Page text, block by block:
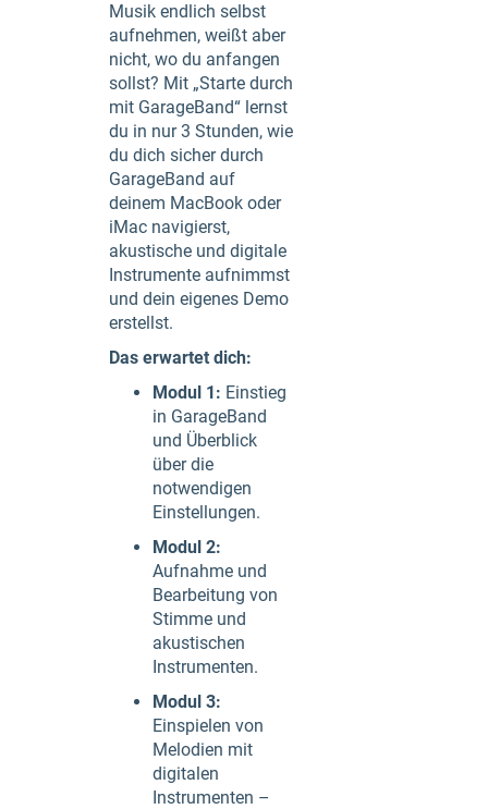
Musik endlich selbst
aufnehmen, weißt aber
nicht, wo du anfangen
sollst? Mit „Starte durch
mit GarageBand“ lernst
du in nur 3 Stunden, wie
du dich sicher durch
GarageBand auf
deinem MacBook oder
iMac navigierst,
akustische und digitale
Instrumente aufnimmst
und dein eigenes Demo
erstellst.
Das erwartet dich:
Modul 1: Einstieg
in GarageBand
und Überblick
über die
notwendigen
Einstellungen.
Modul 2:
Aufnahme und
Bearbeitung von
Stimme und
akustischen
Instrumenten.
Modul 3:
Einspielen von
Melodien mit
digitalen
Instrumenten –